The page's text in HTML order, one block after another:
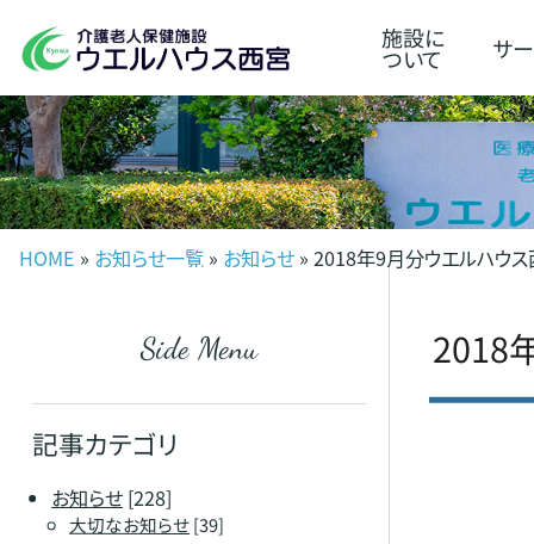
施設に
ついて サ
HOME » お知らせ一覧 » お知らせ » 2018年9月分ウエルハウ
2018
Side Menu
記事カテゴリ
お知らせ [228]
大切なお知らせ[39]